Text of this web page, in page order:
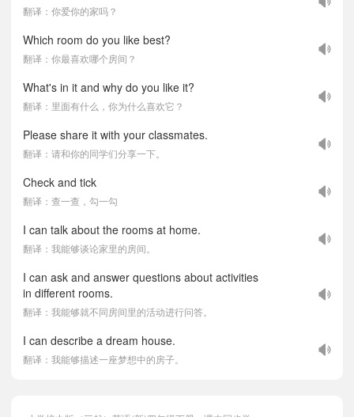
翻译：你爱你的家吗？
Which room do you like best?
翻译：你最喜欢哪个房间？
What's in it and why do you like it?
翻译：里面有什么，你为什么喜欢它？
Please share it with your classmates.
翻译：请和你的同学们分享一下。
Check and tick
翻译：查一查，勾一勾
I can talk about the rooms at home.
翻译：我能够谈论家里的房间。
I can ask and answer questions about activities
in different rooms.
翻译：我能够就不同房间里的活动进行问答。
I can describe a dream house.
翻译：我能够描述一座梦想中的房子。